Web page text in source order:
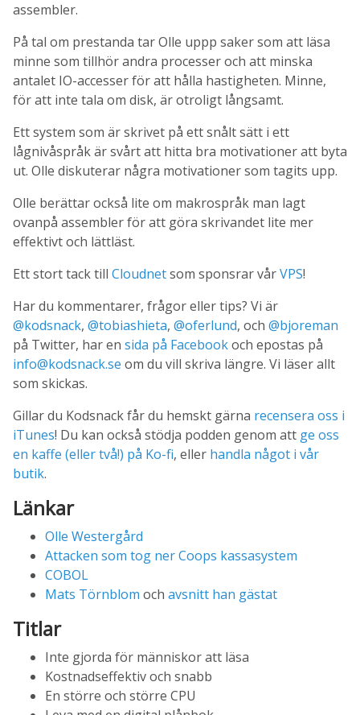
assembler.
På tal om prestanda tar Olle uppp saker som att läsa
minne som tillhör andra processer och att minska
antalet IO-accesser för att hålla hastigheten. Minne,
för att inte tala om disk, är otroligt långsamt.
Ett system som är skrivet på ett snålt sätt i ett
lågnivåspråk är svårt att hitta bra motivationer att byta
ut. Olle diskuterar några motivationer som tagits upp.
Olle berättar också lite om makrospråk man lagt
ovanpå assembler för att göra skrivandet lite mer
effektivt och lättläst.
Ett stort tack till Cloudnetsom sponsrar vårVPS!
Har du kommentarer, frågor eller tips? Vi är
@kodsnack, @tobiashieta, @oferlund, och @bjoreman
på Twitter, har en sida på Facebookoch epostas på
info@kodsnack.se om du vill skriva längre. Vi läser allt
som skickas.
Gillar du Kodsnack får du hemskt gärna recensera oss i
iTunes! Du kan också stödja podden genom att ge oss
en kaffe (eller två!) på Ko-fi, eller handla något i vår
butik.
Länkar
Olle Westergård
Attacken som tog ner Coops kassasystem
COBOL
Mats Törnblom och avsnitt han gästat
Titlar
Inte gjorda för människor att läsa
Kostnadseffektiv och snabb
En större och större CPU